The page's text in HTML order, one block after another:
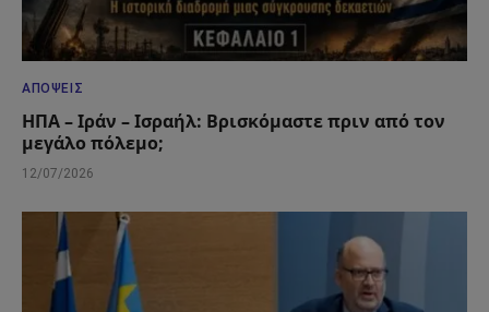
ΑΠΌΨΕΙΣ
ΗΠΑ – Ιράν – Ισραήλ: Βρισκόμαστε πριν από τον
μεγάλο πόλεμο;
12/07/2026